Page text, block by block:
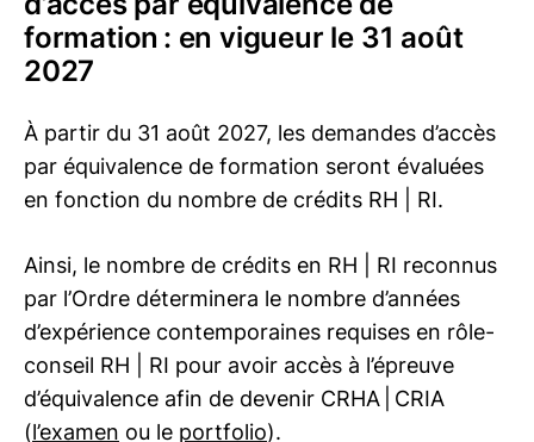
Vous pourrez devenir
analyse des diplômes antérieurs à 2018
Les programmes universitaires donnant un
accès direct au titre évoluent dans le
temps afin d’intégrer les compétences
jugées essentielles à la profession de nos
formation : en vigueur le 31 août
2027
À partir du 31 août 2027, les demandes d’accès
par équivalence de formation seront évaluées
en fonction du nombre de crédits RH | RI.
Ainsi, le nombre de crédits en RH | RI reconnus
par l’Ordre déterminera le nombre d’années
d’expérience contemporaines requises en rôle-
conseil RH | RI pour avoir accès à l’épreuve
d’équivalence afin de devenir CRHA | CRIA
(l’examen ou le portfolio).